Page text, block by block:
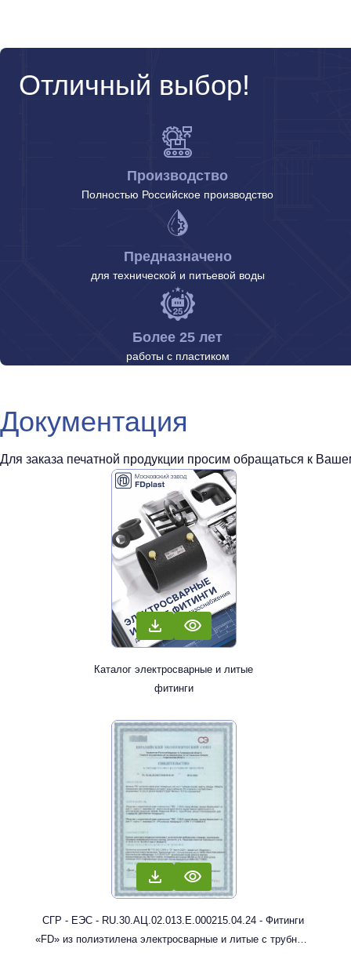
Отличный выбор!
Производство
Полностью Российское производство
Предназначено
для технической и питьевой воды
Более 25 лет
работы с пластиком
Документация
Для заказа печатной продукции просим обращаться к
Каталог электросварные и литые
фитинги
СГР - ЕЭС - RU.30.АЦ.02.013.Е.000215.04.24 - Фитинги
«FD» из полиэтилена электросварные и литые с трубным